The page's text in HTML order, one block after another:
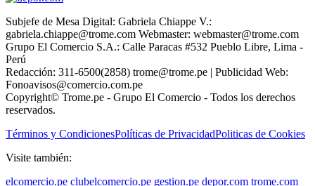
Subjefe de Mesa Digital: Gabriela Chiappe V.:
gabriela.chiappe@trome.com Webmaster: webmaster@trome.com
Grupo El Comercio S.A.: Calle Paracas #532 Pueblo Libre, Lima -
Perú
Redacción: 311-6500(2858) trome@trome.pe | Publicidad Web:
Fonoavisos@comercio.com.pe
Copyright© Trome.pe - Grupo El Comercio - Todos los derechos
reservados.
Términos y CondicionesPolíticas de PrivacidadPoliticas de Cookies
Visite también:
elcomercio.pe clubelcomercio.pe gestion.pe depor.com trome.com